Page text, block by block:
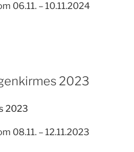
06.11. – 10.11.2024
2023
08.11. – 12.11.2023